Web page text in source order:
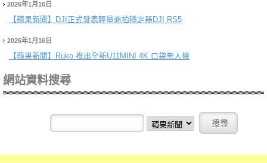
2026年1月16日
【蘋果新聞】 DJI正式發表輕量商拍穩定器DJI RS5
2026年1月16日
【蘋果新聞】 Ruko 推出全新U11MINI 4K 口袋無人機
網站資料搜尋